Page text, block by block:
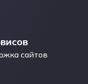
сайтов
сайтов